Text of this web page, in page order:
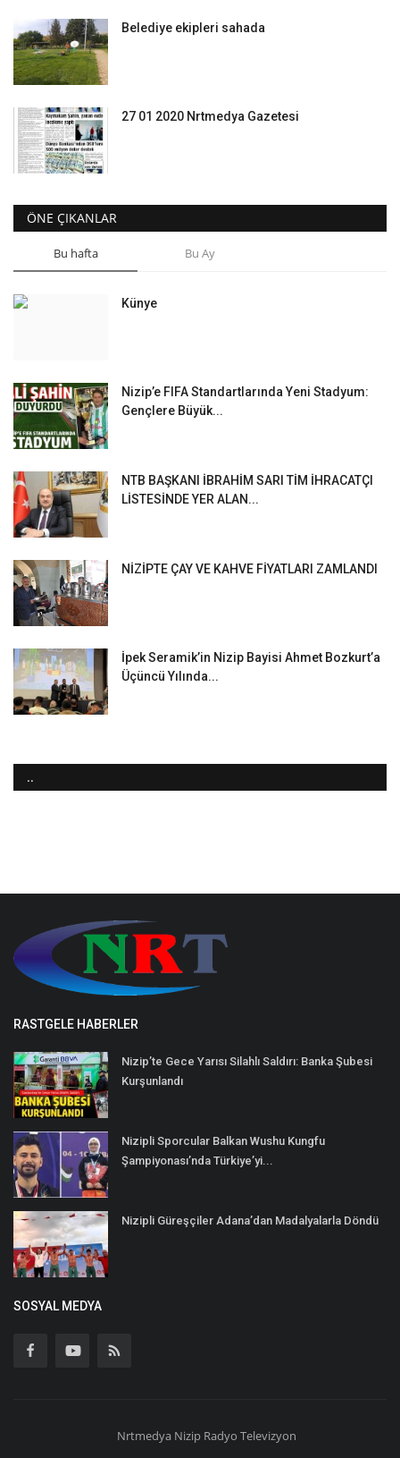
Belediye ekipleri sahada
27 01 2020 Nrtmedya Gazetesi
ÖNE ÇIKANLAR
Bu hafta Bu Ay
Künye
Nizip’e FIFA Standartlarında Yeni Stadyum:
Gençlere Büyük...
NTB BAŞKANI İBRAHİM SARI TİM İHRACATÇI
LİSTESİNDE YER ALAN...
NİZİPTE ÇAY VE KAHVE FİYATLARI ZAMLANDI
İpek Seramik’in Nizip Bayisi Ahmet Bozkurt’a
Üçüncü Yılında...
..
RASTGELE HABERLER
Nizip’te Gece Yarısı Silahlı Saldırı: Banka Şubesi
Kurşunlandı
Nizipli Sporcular Balkan Wushu Kungfu
Şampiyonası’nda Türkiye’yi...
Nizipli Güreşçiler Adana’dan Madalyalarla Döndü
SOSYAL MEDYA
Nrtmedya Nizip Radyo Televizyon